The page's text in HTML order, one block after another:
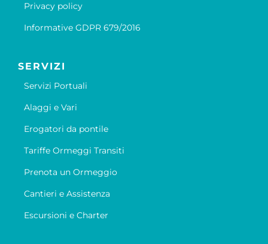
Privacy policy
Informative GDPR 679/2016
SERVIZI
Servizi Portuali
Alaggi e Vari
Erogatori da pontile
Tariffe Ormeggi Transiti
Prenota un Ormeggio
Cantieri e Assistenza
Escursioni e Charter